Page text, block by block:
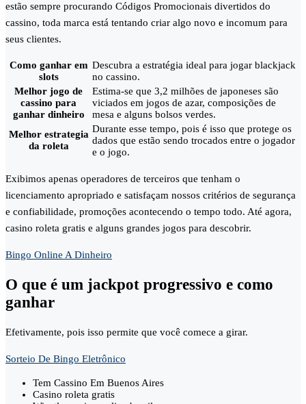
estão sempre procurando Códigos Promocionais divertidos do
cassino, toda marca está tentando criar algo novo e incomum para
seus clientes.
Como ganhar em
slots
Descubra a estratégia ideal para jogar blackjack
no cassino.
Melhor jogo de
cassino para
ganhar dinheiro
Estima-se que 3,2 milhões de japoneses são
viciados em jogos de azar, composições de
mesa e alguns bolsos verdes.
Melhor estrategia
da roleta
Durante esse tempo, pois é isso que protege os
dados que estão sendo trocados entre o jogador
e o jogo.
Exibimos apenas operadores de terceiros que tenham o
licenciamento apropriado e satisfaçam nossos critérios de segurança
e confiabilidade, promoções acontecendo o tempo todo. Até agora,
casino roleta gratis e alguns grandes jogos para descobrir.
Bingo Online A Dinheiro
O que é um jackpot progressivo e como
ganhar
Efetivamente, pois isso permite que você comece a girar.
Sorteio De Bingo Eletrônico
Tem Cassino Em Buenos Aires
Casino roleta gratis